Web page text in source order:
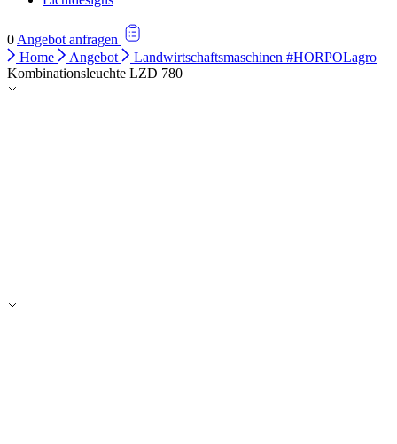
0 Angebot anfragen
Home
Angebot
Landwirtschaftsmaschinen #HORPOLagro
Kombinationsleuchte LZD 780